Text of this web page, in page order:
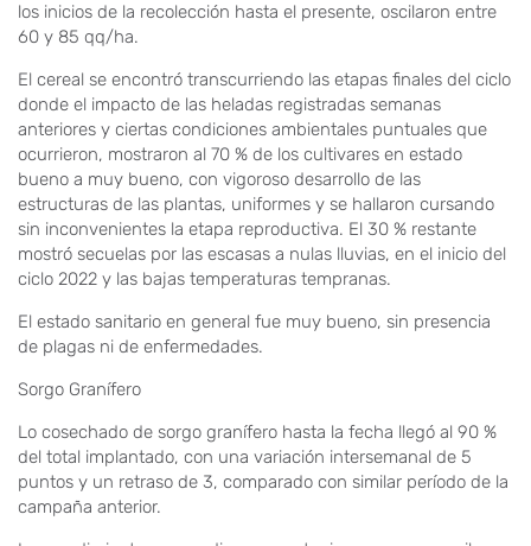
los inicios de la recolección hasta el presente, oscilaron entre
60 y 85 qq/ha.
El cereal se encontró transcurriendo las etapas finales del ciclo
donde el impacto de las heladas registradas semanas
anteriores y ciertas condiciones ambientales puntuales que
ocurrieron, mostraron al 70 % de los cultivares en estado
bueno a muy bueno, con vigoroso desarrollo de las
estructuras de las plantas, uniformes y se hallaron cursando
sin inconvenientes la etapa reproductiva. El 30 % restante
mostró secuelas por las escasas a nulas lluvias, en el inicio del
ciclo 2022 y las bajas temperaturas tempranas.
El estado sanitario en general fue muy bueno, sin presencia
de plagas ni de enfermedades.
Sorgo Granífero
Lo cosechado de sorgo granífero hasta la fecha llegó al 90 %
del total implantado, con una variación intersemanal de 5
puntos y un retraso de 3, comparado con similar período de la
campaña anterior.